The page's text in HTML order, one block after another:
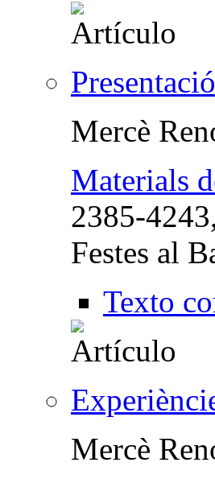
Mercè
Materials
2385-
Festes al
Texto
Mercè